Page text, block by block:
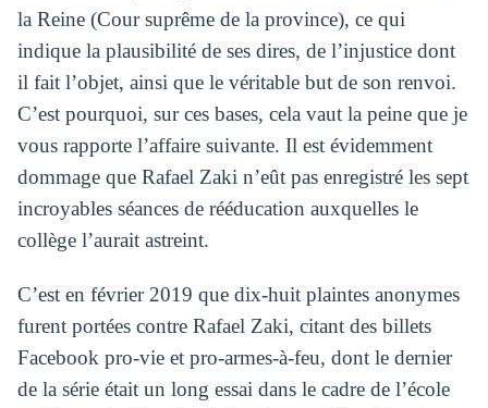
la Reine (Cour suprême de la province), ce qui
indique la plausibilité de ses dires, de l’injustice dont
il fait l’objet, ainsi que le véritable but de son renvoi.
C’est pourquoi, sur ces bases, cela vaut la peine que je
vous rapporte l’affaire suivante. Il est évidemment
dommage que Rafael Zaki n’eût pas enregistré les sept
incroyables séances de rééducation auxquelles le
collège l’aurait astreint.
C’est en février 2019 que dix-huit plaintes anonymes
furent portées contre Rafael Zaki, citant des billets
Facebook pro-vie et pro-armes-à-feu, dont le dernier
de la série était un long essai dans le cadre de l’école